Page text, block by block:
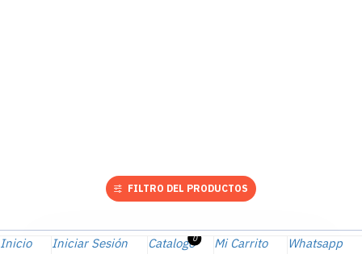
Inicio Iniciar Sesión Catalogo Mi Carrito
0 Whatsapp
FILTRO DEL PRODUCTOS